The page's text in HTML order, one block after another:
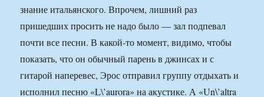
знание итальянского. Впрочем, лишний раз
пришедших просить не надо было — зал подпевал
почти все песни. В какой-то момент, видимо, чтобы
показать, что он обычный парень в джинсах и с
гитарой наперевес, Эрос отправил группу отдыхать и
исполнил песню «L\’aurora» на акустике. А «Un\’altra